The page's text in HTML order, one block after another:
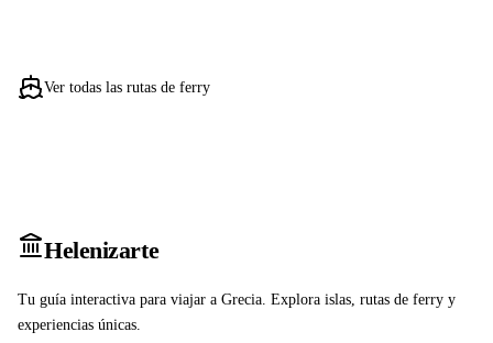
Ver todas las rutas de ferry
Helenizarte
Tu guía interactiva para viajar a Grecia. Explora islas, rutas de ferry y
experiencias únicas.